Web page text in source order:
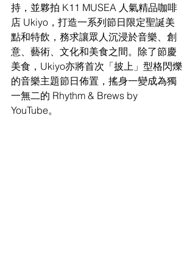
持，並夥拍 K11 MUSEA 人氣精品咖啡
店 Ukiyo，打造一系列節日限定聖誕美
點和特飲，務求讓眾人沉浸於音樂、創
意、藝術、文化和美食之間。除了節慶
美食，Ukiyo亦將首次「披上」型格閃爍
的音樂主題節日佈置，搖身一變成為獨
一無二的 Rhythm & Brews by
YouTube。